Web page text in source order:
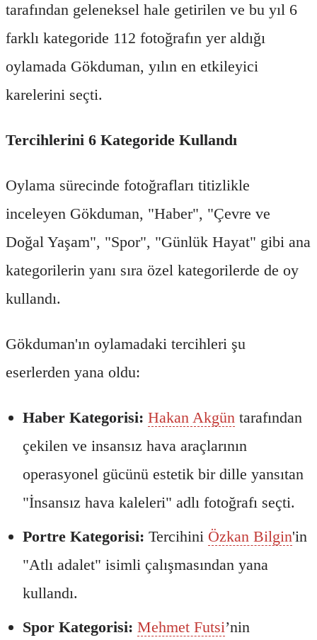
tarafından geleneksel hale getirilen ve bu yıl 6
farklı kategoride 112 fotoğrafın yer aldığı
oylamada Gökduman, yılın en etkileyici
karelerini seçti.
Tercihlerini 6 Kategoride Kullandı
Oylama sürecinde fotoğrafları titizlikle
inceleyen Gökduman, "Haber", "Çevre ve
Doğal Yaşam", "Spor", "Günlük Hayat" gibi ana
kategorilerin yanı sıra özel kategorilerde de oy
kullandı.
Gökduman'ın oylamadaki tercihleri şu
eserlerden yana oldu:
Haber Kategorisi: Hakan Akgün tarafından
çekilen ve insansız hava araçlarının
operasyonel gücünü estetik bir dille yansıtan
"İnsansız hava kaleleri" adlı fotoğrafı seçti.
Portre Kategorisi: Tercihini Özkan Bilgin'in
"Atlı adalet" isimli çalışmasından yana
kullandı.
Spor Kategorisi: Mehmet Futsi’nin